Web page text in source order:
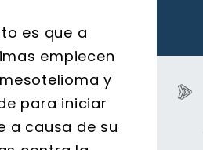
es que a
empiecen
y
para iniciar
a causa de su